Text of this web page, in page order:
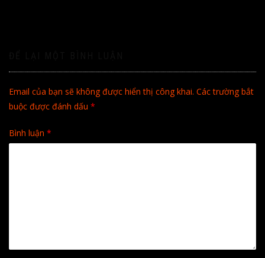
Email của bạn sẽ không được hiển thị công khai. Các trường bắt
buộc được đánh dấu *
Bình luận *